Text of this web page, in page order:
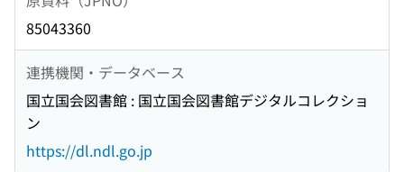
85043360
連携機関・データベース
国立国会図書館 : 国立国会図書館デジタルコレクショ
ン
https://dl.ndl.go.jp